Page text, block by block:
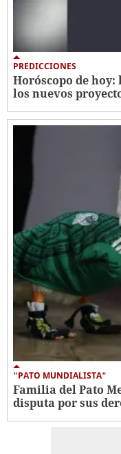
PREDICCIONES
Horóscopo de
los nuevos
"PATO MUNDIALISTA"
Familia del Pato
disputa por sus